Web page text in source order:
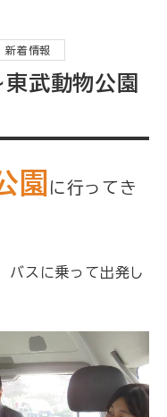
新着情報
東武動物公園
園 に行ってき
バスに乗って出発し